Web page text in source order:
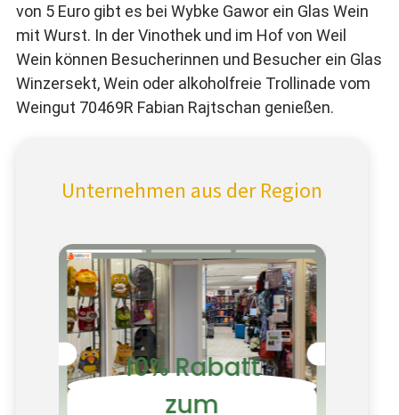
von 5 Euro gibt es bei Wybke Gawor ein Glas Wein
mit Wurst. In der Vinothek und im Hof von Weil
Wein können Besucherinnen und Besucher ein Glas
Winzersekt, Wein oder alkoholfreie Trollinade vom
Weingut 70469R Fabian Rajtschan genießen.
Unternehmen aus der Region